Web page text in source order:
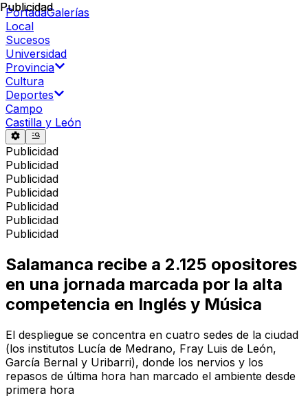
PortadaGalerías
Local
Sucesos
Universidad
Provincia
Cultura
Deportes
Campo
Castilla y León
Publicidad
Publicidad
Publicidad
Publicidad
Publicidad
Publicidad
Publicidad
Publicidad
Salamanca recibe a 2.125 opositores
en una jornada marcada por la alta
competencia en Inglés y Música
El despliegue se concentra en cuatro sedes de la ciudad
(los institutos Lucía de Medrano, Fray Luis de León,
García Bernal y Uribarri), donde los nervios y los
repasos de última hora han marcado el ambiente desde
primera hora
Publicidad